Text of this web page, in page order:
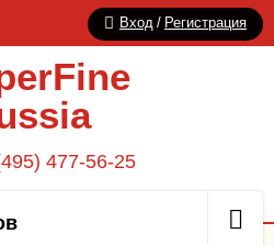
Вход / Регистрация
477-56-25